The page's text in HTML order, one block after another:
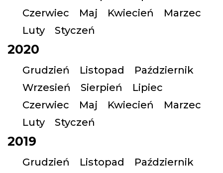
Czerwiec
Maj Kwiecień
Marzec
Luty
Styczeń
2020
Grudzień Listopad
Październik
Wrzesień
Sierpień
Lipiec
Czerwiec
Maj Kwiecień
Marzec
Luty
Styczeń
2019
Grudzień Listopad
Październik